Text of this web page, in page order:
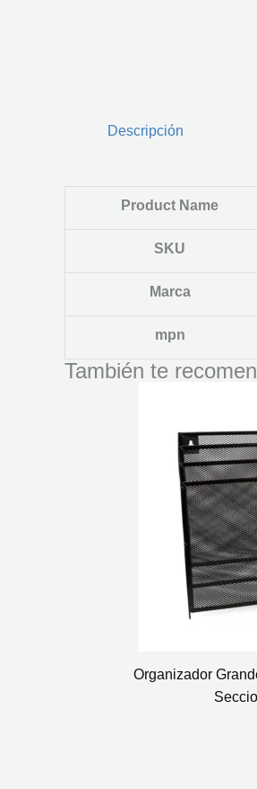
Descripción
Product Name
SKU
Marca
mpn
También te
Organizador